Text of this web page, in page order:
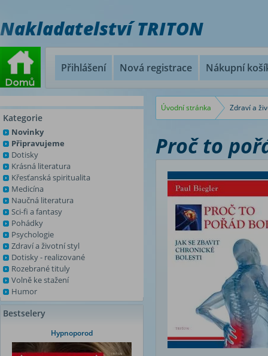
Nakladatelství TRITON
Přihlášení Nová registrace Nákupní
Kategorie
Novinky
Připravujeme
Dotisky
Krásná literatura
Křesťanská spiritualita
Medicína
Naučná literatura
Sci-fi a fantasy
Pohádky
Psychologie
Zdraví a životní styl
Dotisky - realizované
Rozebrané tituly
Volně ke stažení
Humor
Bestselery
Hypnoporod
Úvodní stránka Zdraví a
Proč to